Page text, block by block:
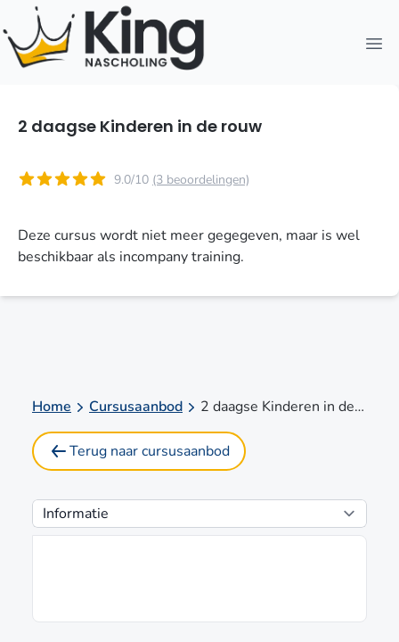
2 daagse Kinderen in de rouw
9.0/10 (3 beoordelingen)
Deze cursus wordt niet meer gegegeven, maar is wel
beschikbaar als incompany training.
Home Cursusaanbod 2 daagse Kinderen in de rouw
Terug naar cursusaanbod